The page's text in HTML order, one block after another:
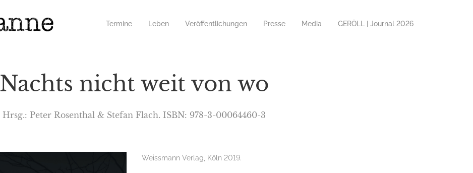
Termine Leben Veröffentlichungen Presse Media GERÖLL | Journal 2026
Nachts nicht weit von wo
Hrsg.: Peter Rosenthal & Stefan Flach. ISBN: 978-3-00064460-3
Weissmann Verlag, Köln 2019.